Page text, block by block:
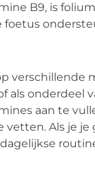
B9, is
verschillende
als
aan te
Als je